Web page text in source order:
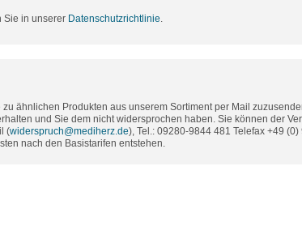
Sie in unserer Datenschutzrichtlinie
ähnlichen Produkten aus unserem Sortiment per Mail
und Sie dem nicht widersprochen haben. Sie können der
(widerspruch@mediherz.de), Tel.: 09280-9844 481 Telefax +49
nach den Basistarifen entstehen.